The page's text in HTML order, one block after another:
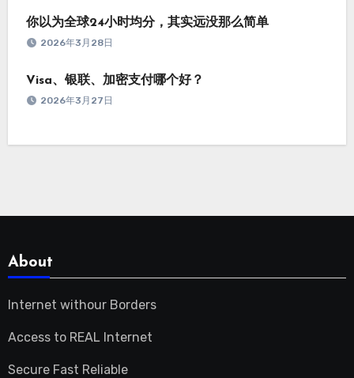
你以为全球24小时均分，其实远没那么简单
2026年3月28日
Visa、银联、加密支付哪个好？
2026年3月27日
About
Internet withour Borders
Access to REAL Internet
Secure Fast Reliable